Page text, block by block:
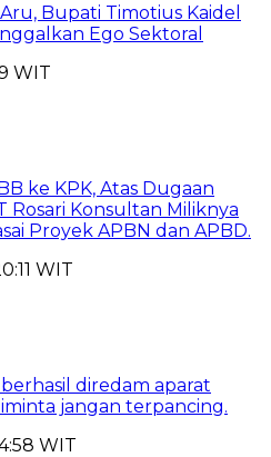
Bupati Timotius Kaidel
Ego Sektoral
WIT
ke KPK, Atas Dugaan
Rosari Konsultan Miliknya
Proyek APBN dan APBD.
WIT
diredam aparat
jangan terpancing.
WIT